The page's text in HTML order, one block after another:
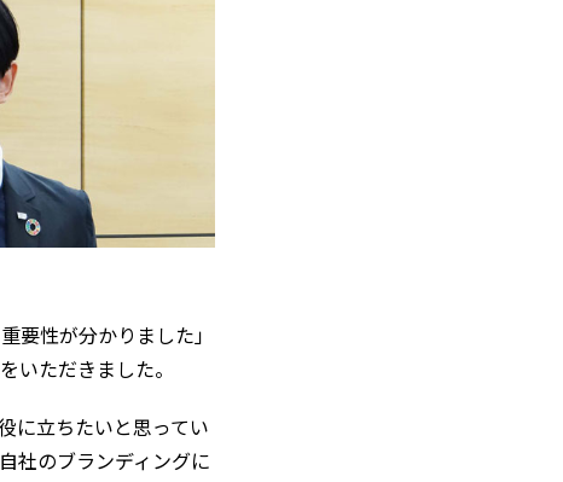
要性が分かりました」
いただきました。
に立ちたいと思ってい
社のブランディングに